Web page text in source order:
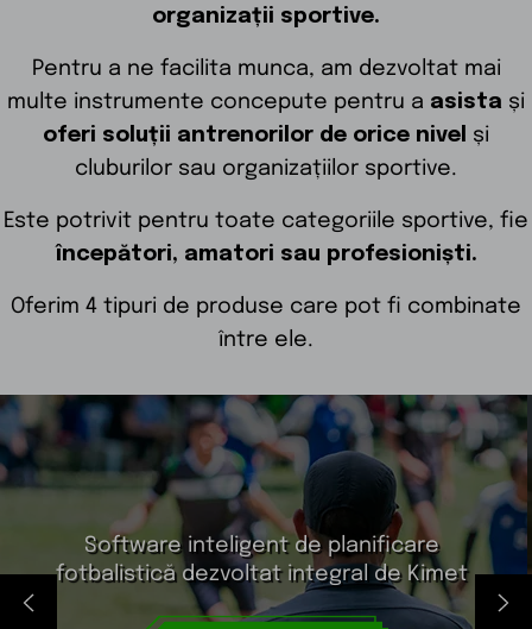
organizații sportive.
Pentru a ne facilita munca, am dezvoltat mai
multe instrumente concepute pentru a asista și
oferi soluții antrenorilor de orice nivel
și
cluburilor sau organizațiilor sportive.
Este potrivit pentru toate categoriile sportive, fie
începători, amatori sau profesioniști.
Oferim 4 tipuri de produse care pot fi combinate
între ele.
Tablă tactică pentru antrenamente și
strategii de joc. Aplicație web și mobilă
(Google Play și Apple Store).